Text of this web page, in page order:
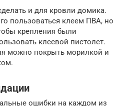
и для кровли домика.
пользоваться клеем ПВА, но
крепления были
клеевой пистолет.
можно покрыть морилкой и
ошибки на каждом из